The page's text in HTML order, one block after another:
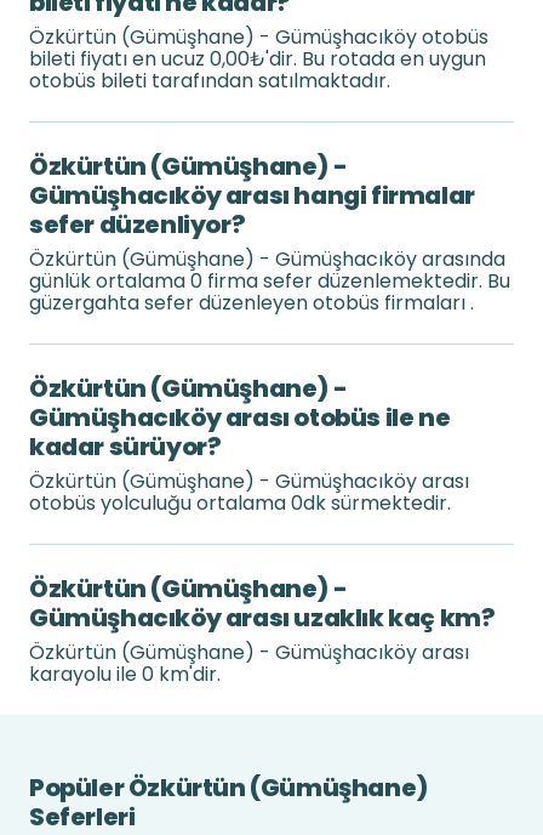
Özkürtün (Gümüşhane) - Gümüşhacıköy otobüs
bileti fiyatı en ucuz 0,00₺'dir. Bu rotada en uygun
otobüs bileti tarafından satılmaktadır.
Özkürtün (Gümüşhane) -
Gümüşhacıköy arası hangi firmalar
sefer düzenliyor?
Özkürtün (Gümüşhane) - Gümüşhacıköy arasında
günlük ortalama 0 firma sefer düzenlemektedir. Bu
güzergahta sefer düzenleyen otobüs firmaları .
Özkürtün (Gümüşhane) -
Gümüşhacıköy arası otobüs ile ne
kadar sürüyor?
Özkürtün (Gümüşhane) - Gümüşhacıköy arası
otobüs yolculuğu ortalama 0dk sürmektedir.
Özkürtün (Gümüşhane) -
Gümüşhacıköy arası uzaklık kaç km?
Özkürtün (Gümüşhane) - Gümüşhacıköy arası
karayolu ile 0 km'dir.
Popüler Özkürtün (Gümüşhane)
Seferleri